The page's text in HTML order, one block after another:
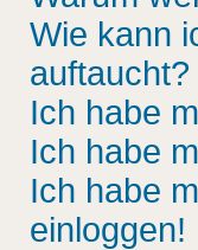
Wie kann
auftaucht?
Ich habe
Ich habe
Ich habe
einloggen!